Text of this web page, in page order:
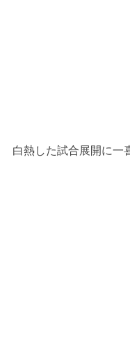
白熱した試合展開に一